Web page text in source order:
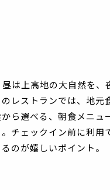
は上高地の大自然を
レストランでは、地元
ら選べる、朝食メニ
チェックイン前に利用
のが嬉しいポイント。